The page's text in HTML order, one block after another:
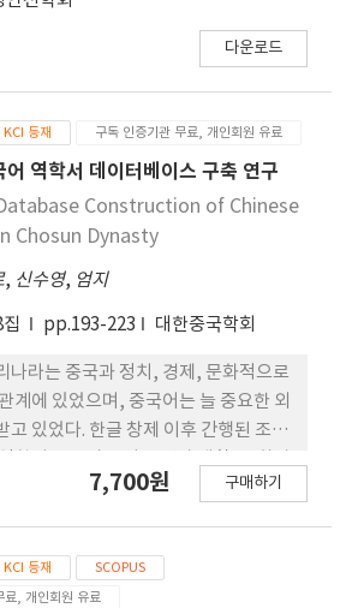
다운로드
KCI 등재 구독 인증기관 무료, 개인회원 유료
어 역학서 데이터베이스 구축 연구
Construction of Chinese
Chosun Dynasty
, 신수영, 엄지
pp.193-223 대한중국학회
나라는 중국과 정치, 경제, 문화적으로
계에 있었으며, 중국어는 늘 중요한 외
고 있었다. 한글 창제 이후 간행된 조선
한 정보를 담고 있는 寶庫라 할 수 있다.
있어, 스캔한 원본 이미지 혹은 중국어
7,700원 구매하기
KCI 등재
SCOPUS
료, 개인회원 유료